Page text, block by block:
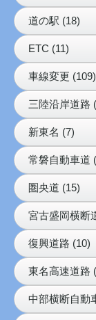
道の駅 (18)
ETC (11)
車線変更 (109)
三陸沿岸道路
新東名 (7)
常磐自動車道
圏央道 (15)
宮古盛岡横断
復興道路 (10)
東名高速道路
中部横断自動